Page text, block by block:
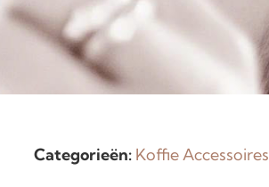
Categorieën: Koffie Accessoires